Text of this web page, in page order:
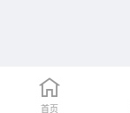
首页